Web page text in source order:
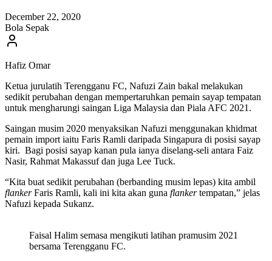
December 22, 2020
Bola Sepak
Hafiz Omar
Ketua jurulatih Terengganu FC, Nafuzi Zain bakal melakukan
sedikit perubahan dengan mempertaruhkan pemain sayap tempatan
untuk mengharungi saingan Liga Malaysia dan Piala AFC 2021.
Saingan musim 2020 menyaksikan Nafuzi menggunakan khidmat
pemain import iaitu Faris Ramli daripada Singapura di posisi sayap
kiri. Bagi posisi sayap kanan pula ianya diselang-seli antara Faiz
Nasir, Rahmat Makassuf dan juga Lee Tuck.
“Kita buat sedikit perubahan (berbanding musim lepas) kita ambil
flankerFaris Ramli, kali ini kita akan guna flankertempatan,” jelas
Nafuzi kepada Sukanz.
Faisal Halim semasa mengikuti latihan pramusim 2021
bersama Terengganu FC.